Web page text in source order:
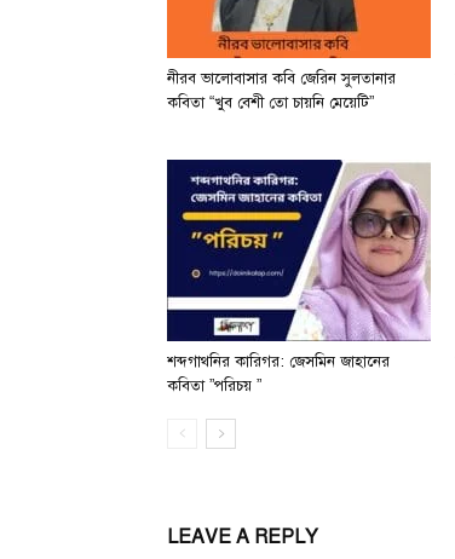
নীরব ভালোবাসার কবি জেরিন সুলতানার
কবিতা “খুব বেশী তো চায়নি মেয়েটি”
শব্দগাথনির কারিগর: জেসমিন জাহানের
কবিতা ”পরিচয় ”
LEAVE A REPLY